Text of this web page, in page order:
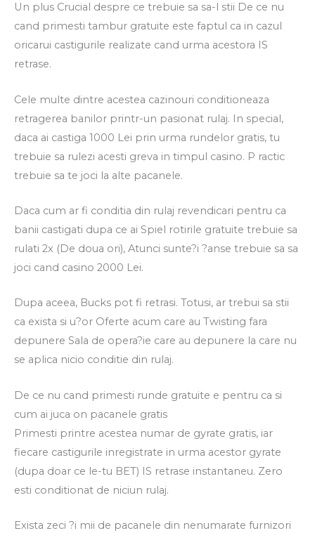
Un plus Crucial despre ce trebuie sa sa-l stii De ce nu
cand primesti tambur gratuite este faptul ca in cazul
oricarui castigurile realizate cand urma acestora IS
retrase.
Cele multe dintre acestea cazinouri conditioneaza
retragerea banilor printr-un pasionat rulaj. In special,
daca ai castiga 1000 Lei prin urma rundelor gratis, tu
trebuie sa rulezi acesti greva in timpul casino. P ractic
trebuie sa te joci la alte pacanele.
Daca cum ar fi conditia din rulaj revendicari pentru ca
banii castigati dupa ce ai Spiel rotirile gratuite trebuie sa
rulati 2x (De doua ori), Atunci sunte?i ?anse trebuie sa sa
joci cand casino 2000 Lei.
Dupa aceea, Bucks pot fi retrasi. Totusi, ar trebui sa stii
ca exista si u?or Oferte acum care au Twisting fara
depunere Sala de opera?ie care au depunere la care nu
se aplica nicio conditie din rulaj.
De ce nu cand primesti runde gratuite e pentru ca si
cum ai juca on pacanele gratis
Primesti printre acestea numar de gyrate gratis, iar
fiecare castigurile inregistrate in urma acestor gyrate
(dupa doar ce le-tu BET) IS retrase instantaneu. Zero
esti conditionat de niciun rulaj.
Exista zeci ?i mii de pacanele din nenumarate furnizori